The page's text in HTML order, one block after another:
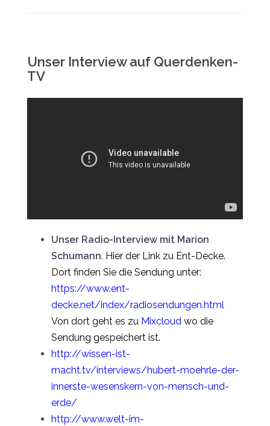
Unser Interview auf Querdenken-
TV
Unser Radio-Interview mit Marion
Schumann. Hier der Link zu Ent-Decke.
Dort finden Sie die Sendung unter:
https://www.ent-
decke.net/index/radiosendungen.html
Von dort geht es zu Mixcloud wo die
Sendung gespeichert ist.
http://wissen-ist-
macht.tv/interviews/hubert-moehrle-der-
innerste-wesenskern-von-mensch-und-
erde/
http://www.welt-im-